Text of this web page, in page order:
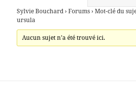
Sylvie Bouchard › Forums › Mot-clé du
ursula
Aucun sujet n’a été trouvé ici.